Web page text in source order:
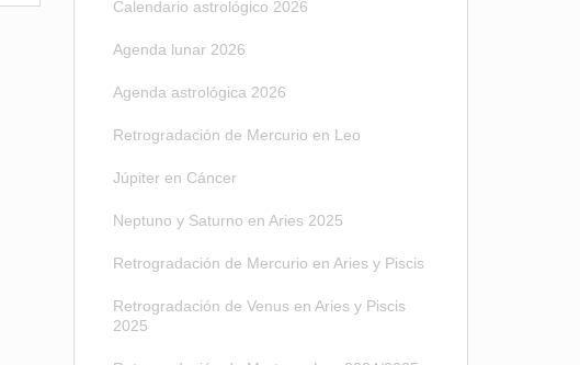
Calendario astrológico 2026
Agenda lunar 2026
Agenda astrológica 2026
Retrogradación de Mercurio en Leo
Júpiter en Cáncer
Neptuno y Saturno en Aries 2025
Retrogradación de Mercurio en Aries y Piscis
Retrogradación de Venus en Aries y Piscis
2025